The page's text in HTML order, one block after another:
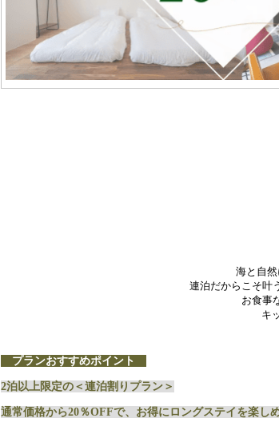
海と自
連泊だからこそ叶
お食事
キ
プランおすすめポイント
2泊以上限定の＜連泊割りプラン＞
通常価格から20％OFFで、お得にロングステイを楽し